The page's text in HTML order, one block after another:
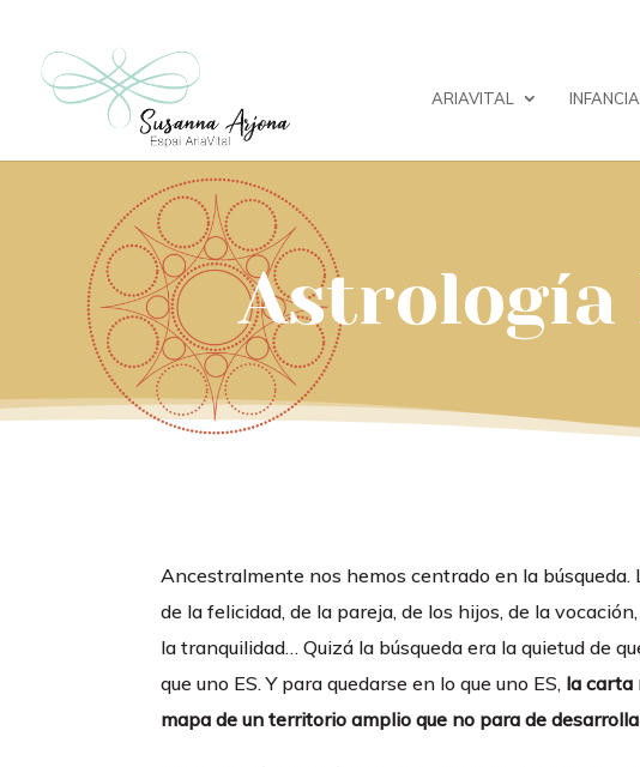
ARIAVITAL
Astrología
Ancestralmente nos hemos centrado en la búsqueda.
de la felicidad, de la pareja, de los hijos, de la
la tranquilidad… Quizá la búsqueda era la quietud de
que uno ES. Y para quedarse en lo que uno ES, la carta
mapa de un territorio amplio que no para de